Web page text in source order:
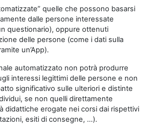
quelle che possono basarsi
dalle persone interessate
questionario), oppure ottenuti
delle persone (come i dati sulla
un’App).
automatizzato non potrà produrre
interessi legittimi delle persone e non
significativo sulle ulteriori e distinte
se non quelli direttamente
didattiche erogate nei corsi dai rispettivi
esiti di consegne, …).